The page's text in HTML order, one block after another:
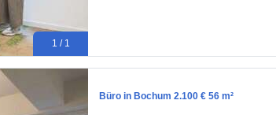
1 / 1
Büro in Bochum 2.100 € 56 m²